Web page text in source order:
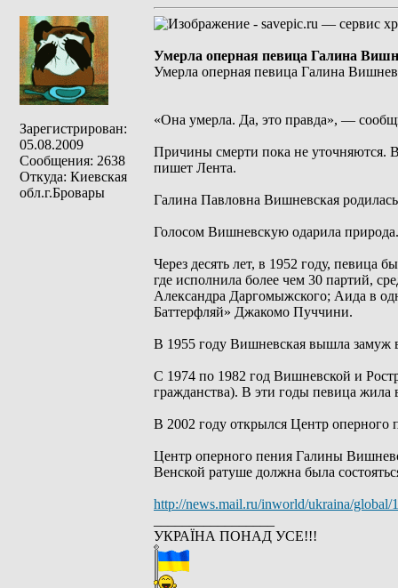
Зарегистрирован:
05.08.2009
Сообщения: 2638
Откуда: Киевская
обл.г.Бровары
Умерла оперная певица Галина
Умерла оперная певица Галина
«Она умерла. Да, это правда», —
Причины смерти пока не уточняются.
пишет Лента.
Галина Павловна Вишневская
Голосом Вишневскую одарила природа.
Через десять лет, в 1952 году, певица
где исполнила более чем 30 партий,
Александра Даргомыжского; Аида в
Баттерфляй» Джакомо Пуччини.
В 1955 году Вишневская вышла замуж
С 1974 по 1982 год Вишневской и
гражданства). В эти годы певица
В 2002 году открылся Центр
Центр оперного пения Галины
Венской ратуше должна была
http://news.mail.ru/inworld/ukraina/global/
УКРАЇНА ПОНАД УСЕ!!!